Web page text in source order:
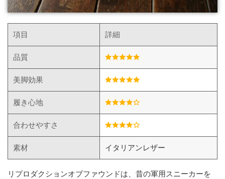
項目 詳細
品質
美脚効果
履き心地
合わせやすさ
素材 イタリアンレザー
リプロダクションオブファウンドは、昔の軍用スニーカーを